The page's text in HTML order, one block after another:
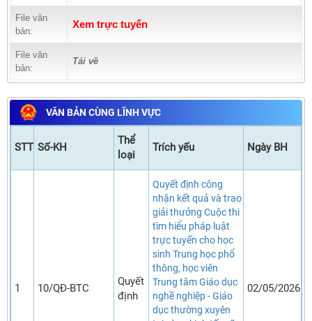
File văn
bản:
Xem trực tuyến
File văn
bản:
Tải về
VĂN BẢN CÙNG LĨNH VỰC
STT Số-KH
Thể
loại
Trích yếu Ngày BH
1 10/QĐ-BTC
Quyết
định
Quyết định công
nhận kết quả và trao
giải thưởng Cuộc thi
tìm hiểu pháp luật
trực tuyến cho học
sinh Trung học phổ
thông, học viên
Trung tâm Giáo dục
nghề nghiệp - Giáo
dục thường xuyên
02/05/2026